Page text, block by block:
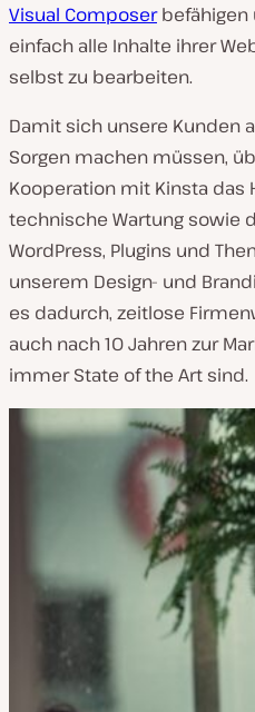
Visual Composerbefähigen
einfach alle Inhalte ihrer
selbst zu bearbeiten.
Damit sich unsere Kunden
Sorgen machen müssen,
Kooperation mit Kinsta das
technische Wartung sowie
WordPress, Plugins und
unserem Design- und
es dadurch, zeitlose
auch nach 10 Jahren zur
immer State of the Art sind.